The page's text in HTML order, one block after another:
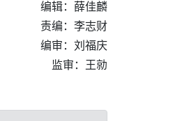
编辑：薛佳麟
责编：李志财
编审：刘福庆
监审：王勍